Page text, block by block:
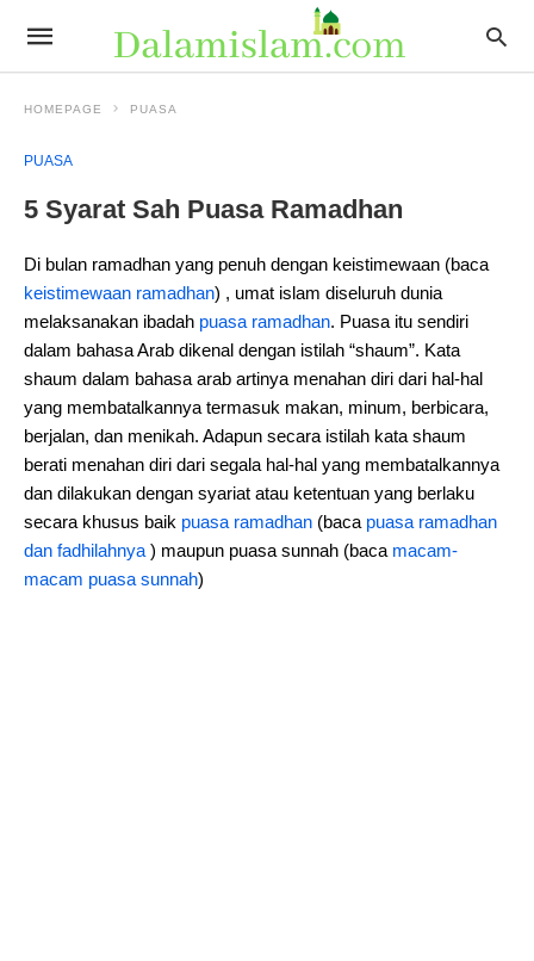
HOMEPAGE PUASA
PUASA
5 Syarat Sah Puasa Ramadhan
Di bulan ramadhan yang penuh dengan keistimewaan (baca
keistimewaan ramadhan) , umat islam diseluruh dunia
melaksanakan ibadah puasa ramadhan. Puasa itu sendiri
dalam bahasa Arab dikenal dengan istilah “shaum”. Kata
shaum dalam bahasa arab artinya menahan diri dari hal-hal
yang membatalkannya termasuk makan, minum, berbicara,
berjalan, dan menikah. Adapun secara istilah kata shaum
berati menahan diri dari segala hal-hal yang membatalkannya
dan dilakukan dengan syariat atau ketentuan yang berlaku
secara khusus baik puasa ramadhan (baca puasa ramadhan
dan fadhilahnya ) maupun puasa sunnah (baca macam-
macam puasa sunnah)